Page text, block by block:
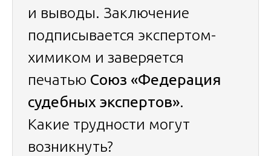
и выводы. Заключение
подписывается экспертом-
химиком и заверяется
печатью Союз «Федерация
судебных экспертов».
Какие трудности могут
возникнуть?